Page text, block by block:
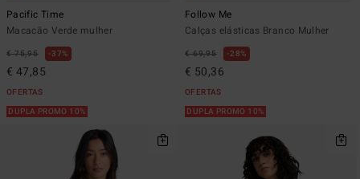
Pacific Time
Macacão Verde mulher
€ 75,95 37%
€ 47,85
OFERTAS
DUPLA PROMO 10%
Follow Me
Calças elásticas Branco Mulher
€ 69,95 28%
€ 50,36
OFERTAS
DUPLA PROMO 10%